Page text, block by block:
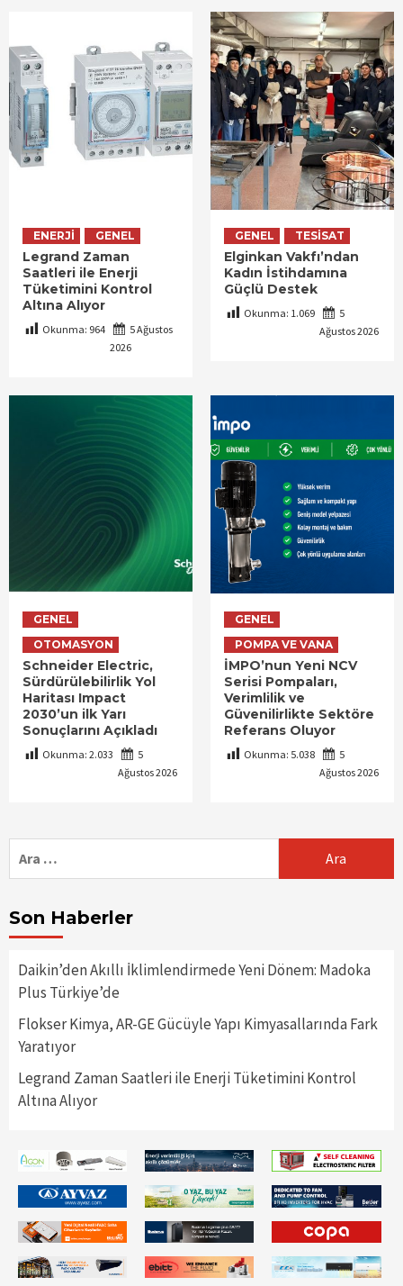
ENERJI GENEL
Legrand Zaman
Saatleri ile Enerji
Tüketimini Kontrol
Altına Alıyor
Okunma: 964
5 Ağustos
2026
GENEL TESISAT
Elginkan Vakfı’ndan
Kadın İstihdamına
Güçlü Destek
Okunma: 1.069
5
Ağustos 2026
GENEL
OTOMASYON
Schneider Electric,
Sürdürülebilirlik Yol
Haritası Impact
2030’un ilk Yarı
Sonuçlarını Açıkladı
Okunma: 2.033
5
Ağustos 2026
GENEL
POMPA VE VANA
İMPO’nun Yeni NCV
Serisi Pompaları,
Verimlilik ve
Güvenilirlikte Sektöre
Referans Oluyor
Okunma: 5.038
5
Ağustos 2026
Son Haberler
Daikin’den Akıllı İklimlendirmede Yeni Dönem: Madoka
Plus Türkiye’de
Flokser Kimya, AR-GE Gücüyle Yapı Kimyasallarında Fark
Yaratıyor
Legrand Zaman Saatleri ile Enerji Tüketimini Kontrol
Altına Alıyor